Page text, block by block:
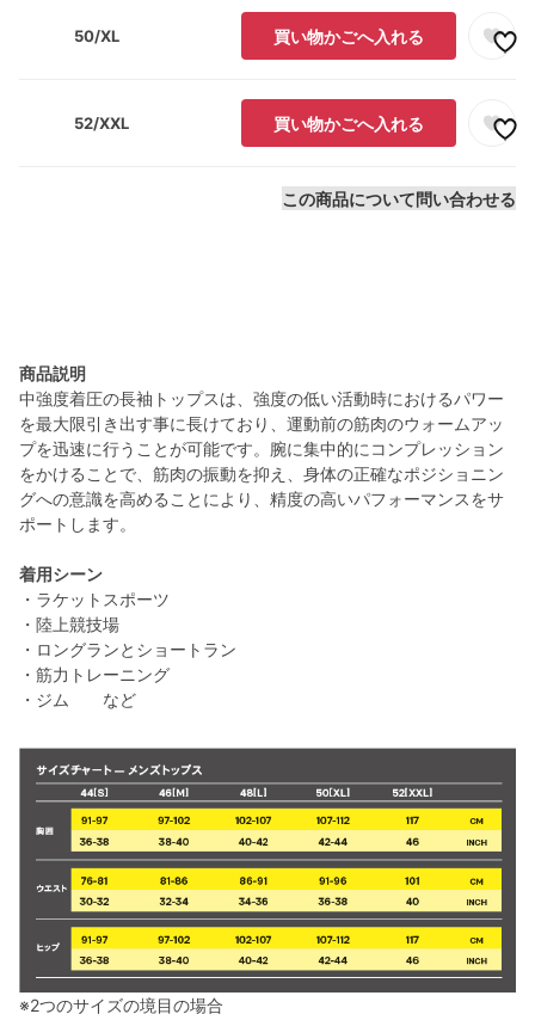
50/XL 買い物かごへ入れる
52/XXL 買い物かごへ入れる
この商品について問い合わせる
商品説明
中強度着圧の長袖トップスは、強度の低い活動時におけるパワー
を最大限引き出す事に長けており、運動前の筋肉のウォームアッ
プを迅速に行うことが可能です。腕に集中的にコンプレッション
をかけることで、筋肉の振動を抑え、身体の正確なポジショニン
グへの意識を高めることにより、精度の高いパフォーマンスをサ
ポートします。
着用シーン
・ラケットスポーツ
・陸上競技場
・ロングランとショートラン
・筋力トレーニング
・ジム など
※2つのサイズの境目の場合